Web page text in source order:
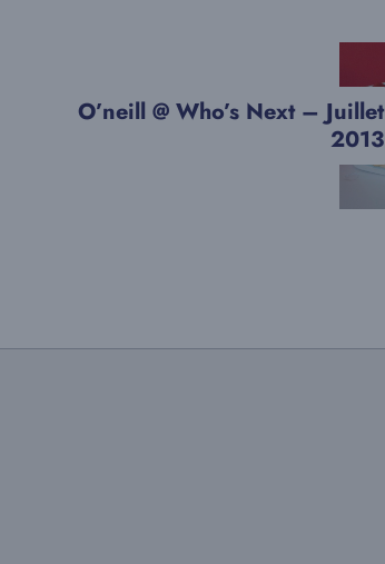
O’neill @ Who’s Next – Juillet
2013